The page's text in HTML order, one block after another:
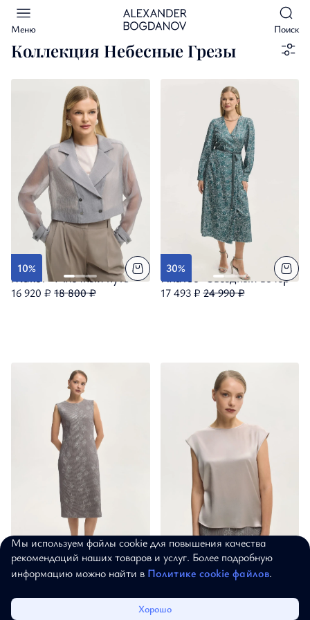
Меню Поиск
Коллекция Небесные Грезы
10%
Жакет "Млечный путь"
16 920 ₽ 18 800 ₽
30%
Платье "Звёздный вечер"
17 493 ₽ 24 990 ₽
Платье-футляр "Звёздный
вечер"
Топ "Звёздный вечер"
12 582 ₽13 980 ₽
Избранное Корзина
Мы используем файлы cookie для повышения качества
рекомендаций наших товаров и услуг. Более подробную
информацию можно найти в Политике cookie файлов.
Хорошо